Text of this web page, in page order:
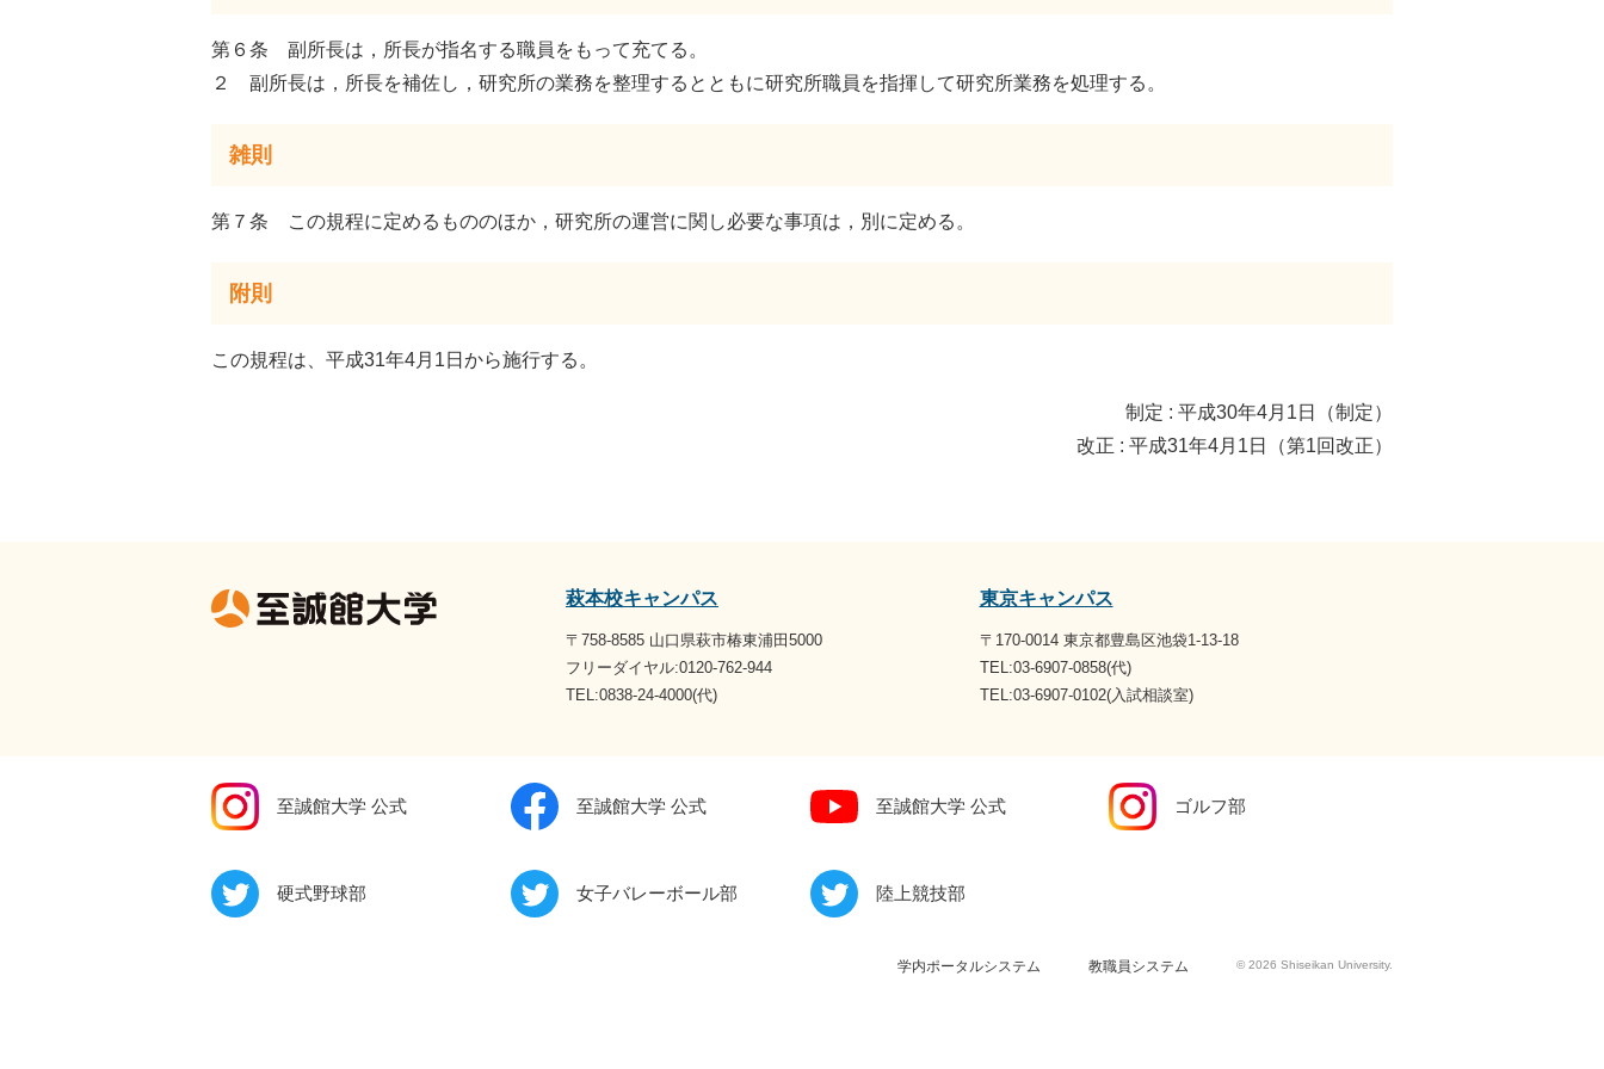
第６条 副所長は，所長が指名する職員をもって充てる。
２ 副所長は，所長を補佐し，研究所の業務を整理するとともに研究所職員を指揮して研究所業務を処理する。
雑則
第７条 この規程に定めるもののほか，研究所の運営に関し必要な事項は，別に定める。
附則
この規程は、平成31年4月1日から施行する。
制定 : 平成30年4月1日（制定）
改正 : 平成31年4月1日（第1回改正）
萩本校キャンパス
〒758-8585 山口県萩市椿東浦田5000
フリーダイヤル:0120-762-944
TEL:0838-24-4000(代)
東京キャンパス
〒170-0014 東京都豊島区池袋1-13-18
TEL:03-6907-0858(代)
TEL:03-6907-0102(入試相談室)
至誠館大学 公式 至誠館大学 公式 至誠館大学 公式 ゴルフ部
硬式野球部 女子バレーボール部 陸上競技部
学内ポータルシステム 教職員システム © 2026 Shiseikan University.